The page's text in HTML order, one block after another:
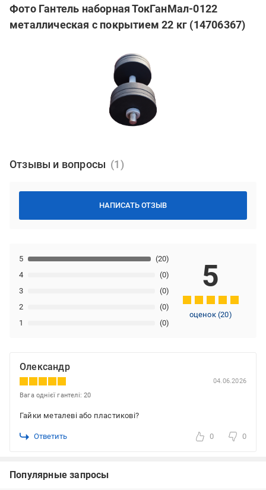
Фото Гантель наборная ТокГанМал-0122
металлическая с покрытием 22 кг (14706367)
Отзывы и вопросы
НАПИСАТЬ ОТЗЫВ
1 (0)
2 (0)
3 (0)
4 (0)
5 (20)
5
оценок (20)
Олександр
04.06.2026
Вага однієї гантелі: 20
Гайки металеві або пластикові?
Ответить 0 0
Популярные запросы